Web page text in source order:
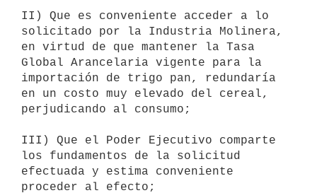
II) Que es conveniente acceder a lo
solicitado por la Industria Molinera,
en virtud de que mantener la Tasa
Global Arancelaria vigente para la
importación de trigo pan, redundaría
en un costo muy elevado del cereal,
perjudicando al consumo;
III) Que el Poder Ejecutivo comparte
los fundamentos de la solicitud
efectuada y estima conveniente
proceder al efecto;